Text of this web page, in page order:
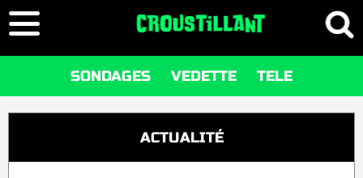
SONDAGES VEDETTE TELE
ACTUALITÉ